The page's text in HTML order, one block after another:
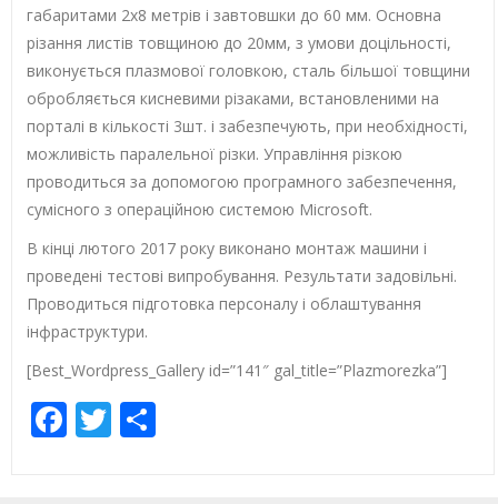
габаритами 2х8 метрів і завтовшки до 60 мм. Основна
різання листів товщиною до 20мм, з умови доцільності,
виконується плазмової головкою, сталь більшої товщини
обробляється кисневими різаками, встановленими на
порталі в кількості 3шт. і забезпечують, при необхідності,
можливість паралельної різки. Управління різкою
проводиться за допомогою програмного забезпечення,
сумісного з операційною системою Microsoft.
В кінці лютого 2017 року виконано монтаж машини і
проведені тестові випробування. Результати задовільні.
Проводиться підготовка персоналу і облаштування
інфраструктури.
[Best_Wordpress_Gallery id=”141″ gal_title=”Plazmorezka”]
Facebook
Twitter
Share